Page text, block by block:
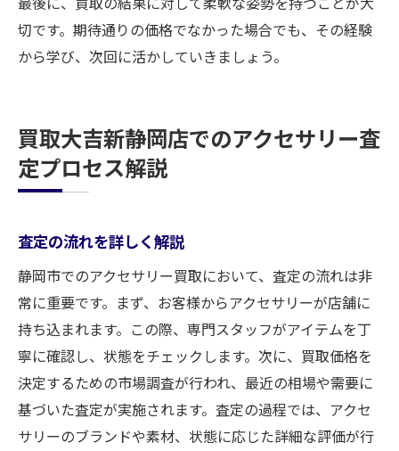
切です。期待通りの価格でなかった場合でも、その経験
から学び、次回に活かしていきましょう。
買取大吉新静岡店でのアクセサリー査
定プロセス解説
査定の流れを詳しく解説
静岡市でのアクセサリー買取において、査定の流れは非
常に重要です。まず、お客様からアクセサリーが店舗に
持ち込まれます。この際、専門スタッフがアイテムを丁
寧に確認し、状態をチェックします。次に、買取価格を
決定するための市場調査が行われ、最近の相場や需要に
基づいた査定が実施されます。査定の過程では、アクセ
サリーのブランドや素材、状態に応じた詳細な評価が行